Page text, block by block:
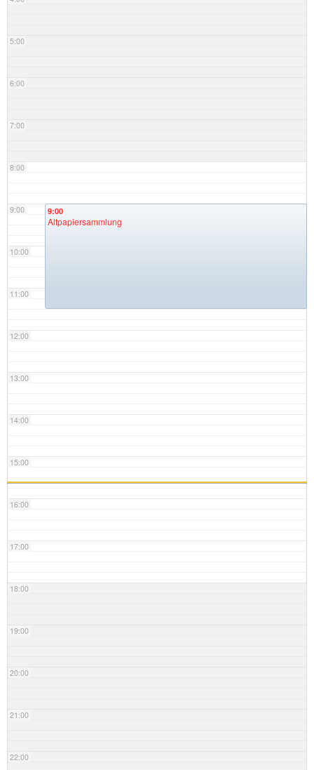
5:00
6:00
7:00
8:00
9:00
10:00
11:00
12:00
13:00
14:00
15:00
16:00
17:00
18:00
19:00
20:00
21:00
22:00
9:00
Altpapiersammlung